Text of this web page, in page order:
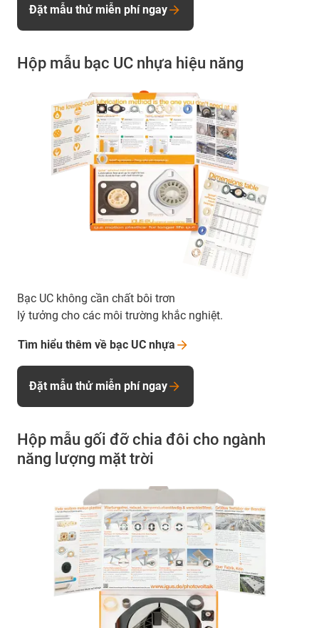
Đặt mẫu thử miễn phí ngay
Hộp mẫu bạc UC nhựa hiệu năng
Bạc UC không cần chất bôi trơn
lý tưởng cho các môi trường khắc nghiệt.
Tìm hiểu thêm về bạc UC nhựa
Đặt mẫu thử miễn phí ngay
Hộp mẫu gối đỡ chia đôi cho ngành
năng lượng mặt trời